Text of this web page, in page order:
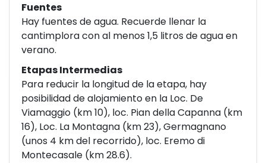
Fuentes
Hay fuentes de agua. Recuerde llenar la
cantimplora con al menos 1,5 litros de agua en
verano.
Etapas Intermedias
Para reducir la longitud de la etapa, hay
posibilidad de alojamiento en la Loc. De
Viamaggio (km 10), loc. Pian della Capanna (km
16), Loc. La Montagna (km 23), Germagnano
(unos 4 km del recorrido), loc. Eremo di
Montecasale (km 28.6).